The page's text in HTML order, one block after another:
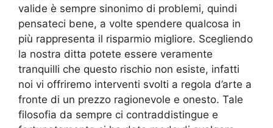
valide è sempre sinonimo di problemi, quindi
pensateci bene, a volte spendere qualcosa in
più rappresenta il risparmio migliore. Scegliendo
la nostra ditta potete essere veramente
tranquilli che questo rischio non esiste, infatti
noi vi offriremo interventi svolti a regola d’arte a
fronte di un prezzo ragionevole e onesto. Tale
filosofia da sempre ci contraddistingue e